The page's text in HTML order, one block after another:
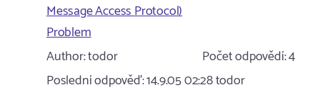
Message Access Protocol)
Problem
Author:todor Počet odpovědí:4
Poslední odpověď:14.9.05 02:28todor